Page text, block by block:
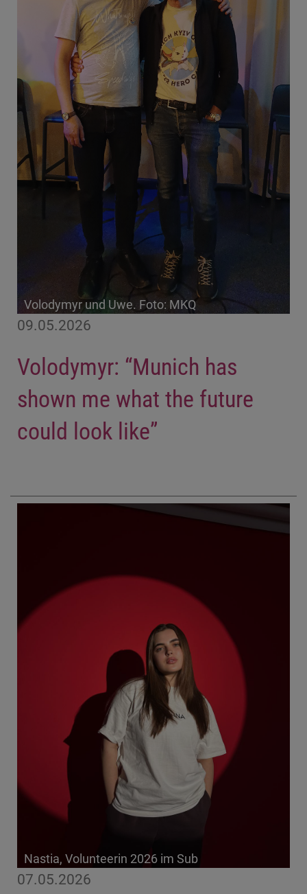
09.05.2026
Volodymyr: “Munich has
shown me what the future
could look like”
Volodymyr und Uwe. Foto: MKQ
07.05.2026
Nastia, Volunteerin 2026 im Sub